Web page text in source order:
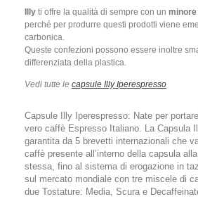
Illy ti offre la qualità di sempre con un
perché per produrre questi prodotti viene
carbonica.
Queste confezioni possono essere inoltre
differenziata della plastica.
Vedi tutte le capsule Illy Iperespresso
Capsule Illy Iperespresso: Nate per
vero caffè Espresso Italiano. La Capsula
garantita da 5 brevetti internazionali che
caffè presente all’interno della capsula
stessa, fino al sistema di erogazione in
sul mercato mondiale con tre miscele di
due Tostature: Media, Scura e